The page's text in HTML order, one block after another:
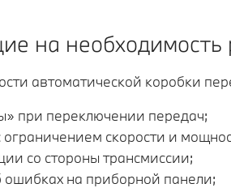
на необходимость
автоматической коробки
при переключении передач;
скорости и
со стороны трансмиссии;
на приборной панели;